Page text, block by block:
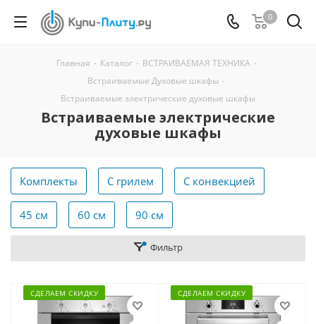
0
Главная - Каталог - ВСТРАИВАЕМАЯ ТЕХНИКА -
Встраиваемые Духовые шкафы -
Встраиваемые электрические духовые шкафы
Встраиваемые электрические
духовые шкафы
Комплекты С грилем С конвекцией
45 см 60 см 90 см
Фильтр
СДЕЛАЕМ СКИДКУ СДЕЛАЕМ СКИДКУ